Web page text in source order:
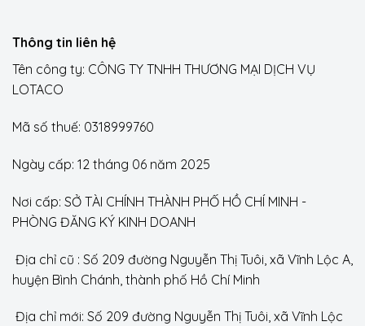
Thông tin liên hệ
Tên công ty: CÔNG TY TNHH THƯƠNG MẠI DỊCH VỤ
LOTACO
Mã số thuế: 0318999760
Ngày cấp: 12 tháng 06 năm 2025
Nơi cấp: SỞ TÀI CHÍNH THÀNH PHỐ HỒ CHÍ MINH -
PHÒNG ĐĂNG KÝ KINH DOANH
Địa chỉ cũ : Số 209 đường Nguyễn Thị Tuôi, xã Vĩnh Lộc A,
huyện Bình Chánh, thành phố Hồ Chí Minh
Địa chỉ mới: Số 209 đường Nguyễn Thị Tuôi, xã Vĩnh Lộc